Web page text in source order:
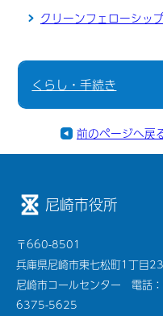
クリーンフェローシッ
くらし・手続き
前のページへ戻
尼崎市役所
〒660-8501
兵庫県尼崎市東七松町1丁目
尼崎市コールセンター 電
6375-5625